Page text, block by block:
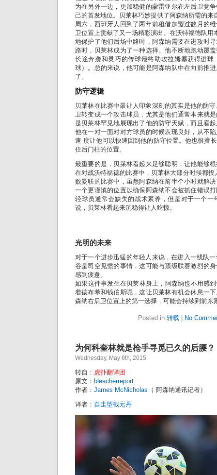
为在另外一边，更加稳健的蒙雷亚尔在左后卫竞
己的首发地位。贝莱林巧妙提供了阿森纳所需的来
周六，西班牙人回到了两年前租借加盟过数月的
卫位置上贡献了又一场精彩演出。在沃特福德队用
地保护了他们后场中路时，阿森纳需要在进攻时
路时，贝莱林成为了一种选择。他不断地跑动覆
长途奔袭和灵巧的传球最终助攻拉姆塞获得进球
球）。总的来说，他可能是阿森纳队中在向前推
了。
防守逻辑
贝莱林在比赛中最让人印象深刻的其实是他的防
卫转变成一个攻击球员，尤其是他们通常本来就
是贝莱林罕见地展现出了他的防守天赋，而且看
他在一对一面对对方球员的时候表现良好，从不
速 度让他可以快速回到他的防守位置。他也很擅
住后门柱的位置。
最重要的是，贝莱林看起来足够聪明，让他能够
在对战沃特福德的比赛中，贝莱林大部分时候都
败曼联的比赛中，虽然阿森纳在前半个小时就解
一个更谨慎的位置以确保阿森纳不会被抓住错误
轻球员通常会缺失的战术素养，但是对于一个一
说，贝莱林看起来沉稳得让人吃惊。
光明的未来
对于一个进步迅猛的年轻人来说，在进入一线队
谷是司空见惯的事情，这可能与顶级联赛激烈的
感到疲惫。
如果这件事发生在贝莱林身上，阿森纳也不用感
着德布希和钱伯斯呢，这让贝莱林有机会休息一
森纳右后卫位置上的第一选择，可能会持续到前东
Posted in 转载 No
为何科奎林就是枪手寻觅已久的后腰
Wednesday, May 6th, 2015
转自： 虎扑翻译团
原文： bleacherreport
作者： James McNicholas （ 阿森纳通讯记者）
译者： 自走型截元丹